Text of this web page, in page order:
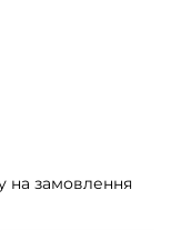
на замовлення